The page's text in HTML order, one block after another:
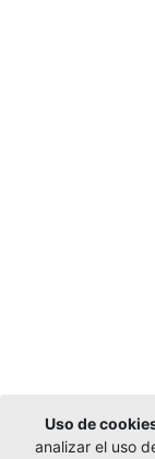
Uso de
analizar el uso